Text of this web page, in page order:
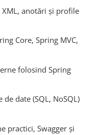
anotări și profile
Core, Spring MVC,
folosind Spring
date (SQL, NoSQL)
practici, Swagger și